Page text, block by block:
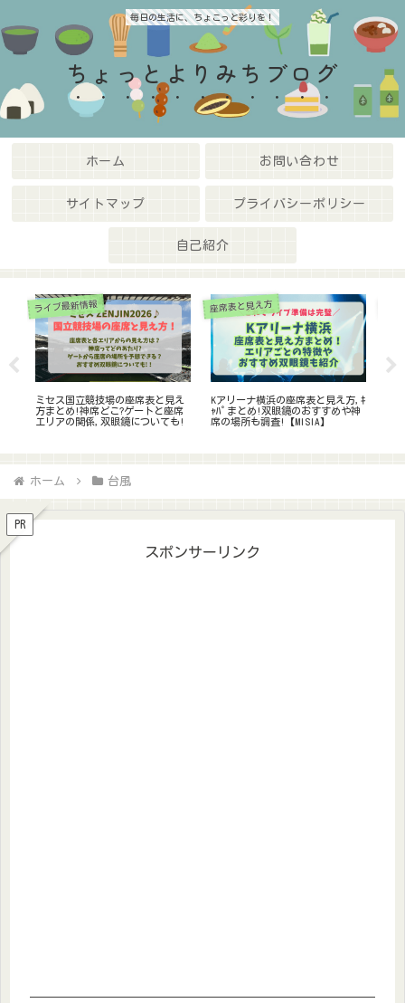
毎日の生活に、ちょこっと彩りを！
ちょっとよりみちブログ
ホーム お問い合わせ
サイトマップ プライバシーポリシー
自己紹介
ライブ最新情報
timeleszﾂｱｰ2026復活当選ﾒｰﾙいつ
来る?当落確認方法や支払い方法
は?悪い席なのかも調査
座席表と見え方
ぴあアリーナのﾗｲﾌﾞ座席表と見え
方を解説!駐車場やｷｬﾊﾟ,ｱｸｾｽにつ
いても！
ホーム 台風
PR
スポンサーリンク